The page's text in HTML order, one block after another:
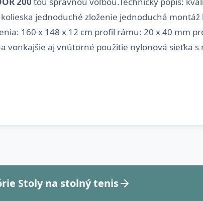
jednoduché zloženie jednoduchá
160 x 148 x 12 cm profil rámu: 20 x 40 mm
vonkajšie aj vnútorné použitie nylonová sieťka
Stoly na stolný tenis